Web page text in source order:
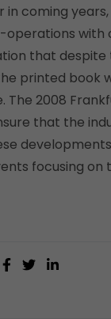
in coming
operations with
that despite
printed book
The 2008
that the
focusing on